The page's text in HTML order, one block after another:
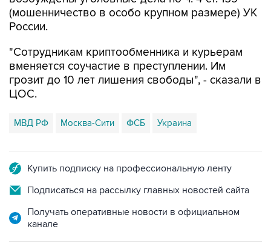
(мошенничество в особо крупном размере) УК
России.
"Сотрудникам криптообменника и курьерам
вменяется соучастие в преступлении. Им
грозит до 10 лет лишения свободы", - сказали в
ЦОС.
МВД РФ Москва-Сити ФСБ Украина
Купить подписку на профессиональную ленту
Подписаться на рассылку главных новостей сайта
Получать оперативные новости в официальном
канале